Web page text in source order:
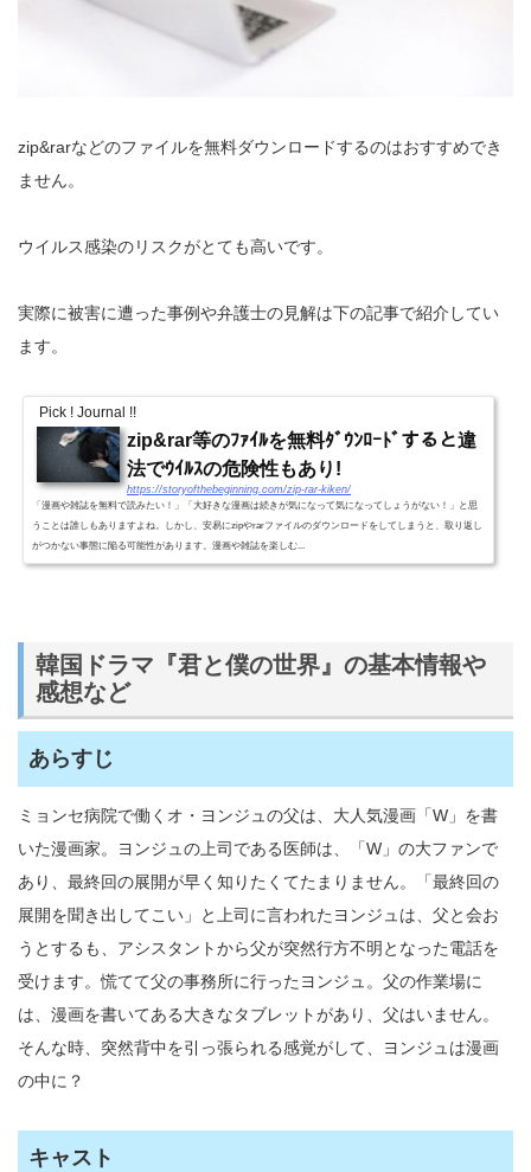
zip&rarなどのファイルを無料ダウンロードするのはおすすめでき
ません。
ウイルス感染のリスクがとても高いです。
実際に被害に遭った事例や弁護士の見解は下の記事で紹介してい
ます。
Pick ! Journal !!
zip&rar等のﾌｧｲﾙを無料ﾀﾞｳﾝﾛｰﾄﾞすると違
法でｳｲﾙｽの危険性もあり!
https://storyofthebeginning.com/zip-rar-kiken/
「漫画や雑誌を無料で読みたい！」「大好きな漫画は続きが気になって気になってしょうがない！」と思
うことは誰しもありますよね。しかし、安易にzipやrarファイルのダウンロードをしてしまうと、取り返し
がつかない事態に陥る可能性があります。漫画や雑誌を楽しむ...
韓国ドラマ『君と僕の世界』の基本情報や
感想など
あらすじ
ミョンセ病院で働くオ・ヨンジュの父は、大人気漫画「W」を書
いた漫画家。ヨンジュの上司である医師は、「W」の大ファンで
あり、最終回の展開が早く知りたくてたまりません。「最終回の
展開を聞き出してこい」と上司に言われたヨンジュは、父と会お
うとするも、アシスタントから父が突然行方不明となった電話を
受けます。慌てて父の事務所に行ったヨンジュ。父の作業場に
は、漫画を書いてある大きなタブレットがあり、父はいません。
そんな時、突然背中を引っ張られる感覚がして、ヨンジュは漫画
の中に？
キャスト